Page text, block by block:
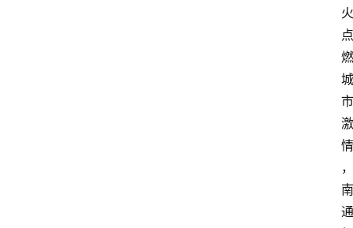
火
点
燃
城
市
激
情
，
南
通